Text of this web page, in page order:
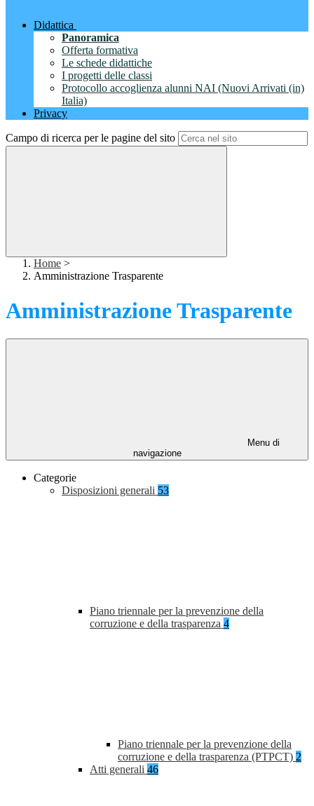
Didattica
Panoramica
Offerta formativa
Le schede didattiche
I progetti delle classi
Protocollo accoglienza alunni NAI (Nuovi Arrivati (in)
Italia)
Privacy
Campo di ricerca per le pagine del sito
Home >
Amministrazione Trasparente
Amministrazione Trasparente
Menu di
navigazione
Categorie
Disposizioni generali 53
Piano triennale per la prevenzione della
corruzione e della trasparenza 4
Piano triennale per la prevenzione della
corruzione e della trasparenza (PTPCT) 2
Atti generali 46